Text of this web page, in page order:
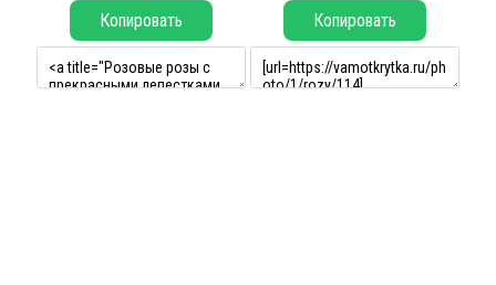
Копировать Копировать